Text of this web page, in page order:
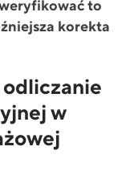
to
korekta
w